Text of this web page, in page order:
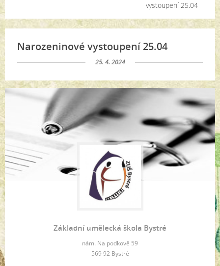
vystoupení 25.04
Narozeninové vystoupení 25.04
25. 4. 2024
Základní umělecká škola Bystré
nám. Na podkově 59
569 92 Bystré